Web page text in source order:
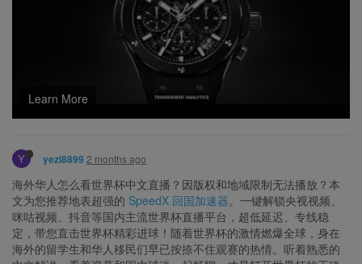
Learn More
Y yezi8899 2 months ago
海外华人怎么看世界杯中文直播？因版权和地域限制无法播放？本
文为您推荐地表超强的 SpeedX 回国加速器。一键解锁央视视频、
咪咕视频、抖音等国内主流世界杯直播平台，超低延迟、专线稳
定，带您直击世界杯精彩进球！随着世界杯的激情燃爆全球，身在
海外的留学生和华人移民们早已按捺不住观赛的热情。听着熟悉的